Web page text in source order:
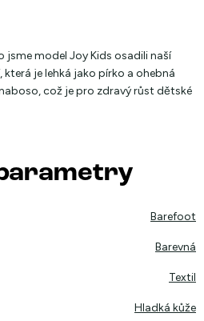
jsme model Joy Kids osadili naší
je lehká jako pírko a ohebná
což je pro zdravý růst dětské
Barefoot
Barevná
Textil
Hladká kůže